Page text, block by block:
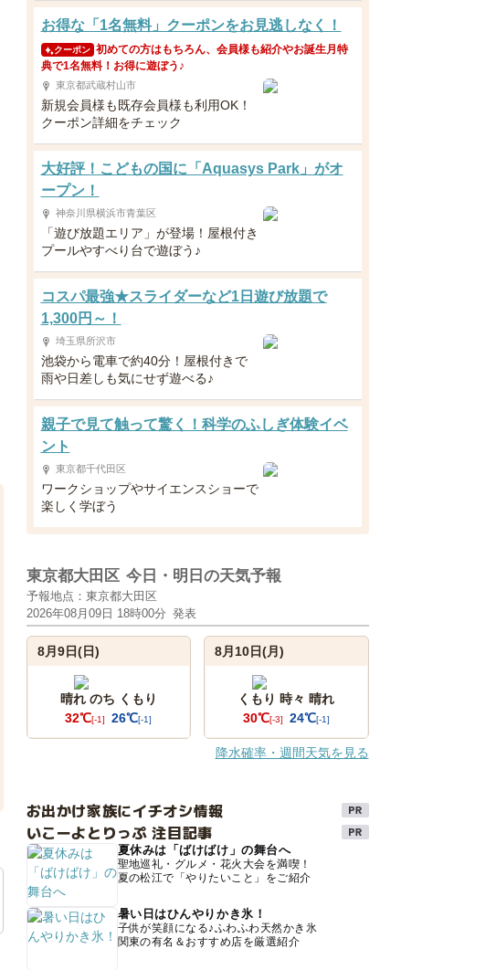
お得な「1名無料」クーポンをお見逃しなく！
クーポン 初めての方はもちろん、会員様も紹介やお誕生月特
典で1名無料！お得に遊ぼう♪
東京都武蔵村山市
新規会員様も既存会員様も利用OK！
クーポン詳細をチェック
大好評！こどもの国に「Aquasys Park」がオ
ープン！
神奈川県横浜市青葉区
「遊び放題エリア」が登場！屋根付き
プールやすべり台で遊ぼう♪
コスパ最強★スライダーなど1日遊び放題で
1,300円～！
埼玉県所沢市
池袋から電車で約40分！屋根付きで
雨や日差しも気にせず遊べる♪
親子で見て触って驚く！科学のふしぎ体験イベ
ント
東京都千代田区
ワークショップやサイエンスショーで
楽しく学ぼう
東京都大田区 今日・明日の天気予報
予報地点：東京都大田区
2026年08月09日 18時00分 発表
8月9日(日)
晴れ のち くもり
32℃[-1] 26℃[-1]
8月10日(月)
くもり 時々 晴れ
30℃[-3] 24℃[-1]
降水確率・週間天気を見る
お出かけ家族にイチオシ情報
いこーよとりっぷ 注目記事
夏休みは「ばけばけ」の舞台へ
聖地巡礼・グルメ・花火大会を満喫！
夏の松江で「やりたいこと」をご紹介
暑い日はひんやりかき氷！
子供が笑顔になる♪ふわふわ天然かき氷
関東の有名＆おすすめ店を厳選紹介